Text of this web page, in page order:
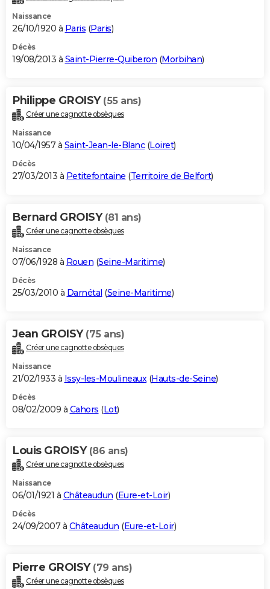
Naissance
26/10/1920 à Paris (Paris)
Décès
19/08/2013 à Saint-Pierre-Quiberon (Morbihan)
Philippe GROISY (55 ans)
Créer une cagnotte obsèques
Naissance
10/04/1957 à Saint-Jean-le-Blanc(Loiret)
Décès
27/03/2013 à Petitefontaine (Territoire de Belfort)
Bernard GROISY (81 ans)
Créer une cagnotte obsèques
Naissance
07/06/1928 à Rouen (Seine-Maritime)
Décès
25/03/2010 à Darnétal (Seine-Maritime)
Jean GROISY (75 ans)
Créer une cagnotte obsèques
Naissance
21/02/1933 à Issy-les-Moulineaux(Hauts-de-Seine)
Décès
08/02/2009 à Cahors (Lot)
Louis GROISY (86 ans)
Créer une cagnotte obsèques
Naissance
06/01/1921 à Châteaudun (Eure-et-Loir)
Décès
24/09/2007 à Châteaudun (Eure-et-Loir)
Pierre GROISY (79 ans)
Créer une cagnotte obsèques